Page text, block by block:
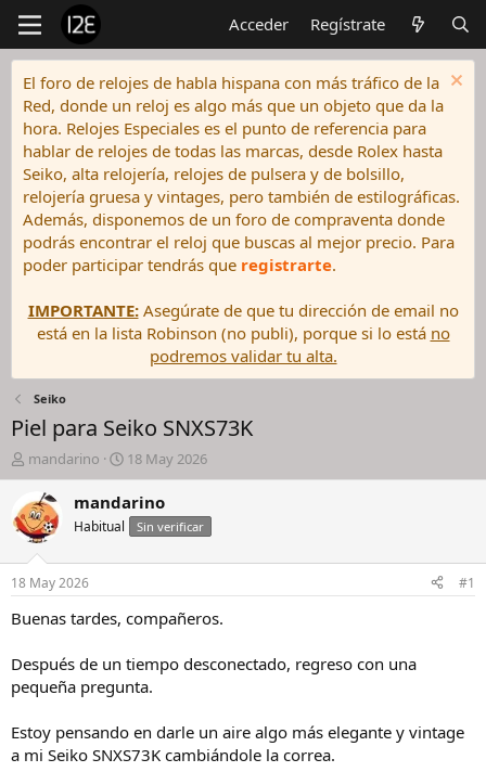
Acceder Regístrate
El foro de relojes de habla hispana con más tráfico de la
Red, donde un reloj es algo más que un objeto que da la
hora. Relojes Especiales es el punto de referencia para
hablar de relojes de todas las marcas, desde Rolex hasta
Seiko, alta relojería, relojes de pulsera y de bolsillo,
relojería gruesa y vintages, pero también de estilográficas.
Además, disponemos de un foro de compraventa donde
podrás encontrar el reloj que buscas al mejor precio. Para
poder participar tendrás que registrarte.
IMPORTANTE:Asegúrate de que tu dirección de email no
está en la lista Robinson (no publi), porque si lo está no
podremos validar tu alta.
Seiko
Piel para Seiko SNXS73K
I
n
i
c
i
a
d
o
r
l
h
l
o
mandarino
F
e
c
h
a
i
n
i
o
18 May 2026
mandarino
Habitual Sin verificar
18 May 2026 #1
Buenas tardes, compañeros.
Después de un tiempo desconectado, regreso con una
pequeña pregunta.
Estoy pensando en darle un aire algo más elegante y vintage
a mi Seiko SNXS73K cambiándole la correa.